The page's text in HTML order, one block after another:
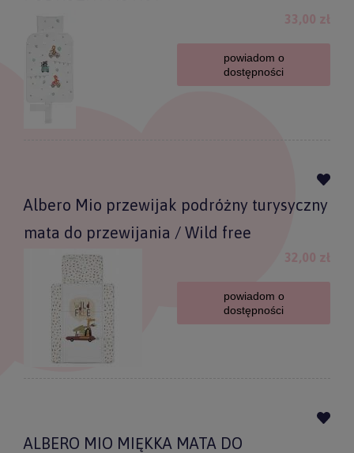
33,00 zł
powiadom o
dostępności
Albero Mio przewijak podróżny turysyczny
mata do przewijania / Wild free
32,00 zł
powiadom o
dostępności
ALBERO MIO MIĘKKA MATA DO